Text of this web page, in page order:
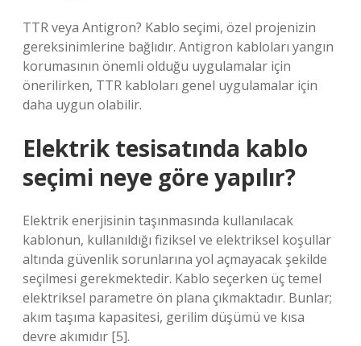
TTR veya Antigron? Kablo seçimi, özel projenizin
gereksinimlerine bağlıdır. Antigron kabloları yangın
korumasının önemli olduğu uygulamalar için
önerilirken, TTR kabloları genel uygulamalar için
daha uygun olabilir.
Elektrik tesisatında kablo
seçimi neye göre yapılır?
Elektrik enerjisinin taşınmasında kullanılacak
kablonun, kullanıldığı fiziksel ve elektriksel koşullar
altında güvenlik sorunlarına yol açmayacak şekilde
seçilmesi gerekmektedir. Kablo seçerken üç temel
elektriksel parametre ön plana çıkmaktadır. Bunlar;
akım taşıma kapasitesi, gerilim düşümü ve kısa
devre akımıdır [5].